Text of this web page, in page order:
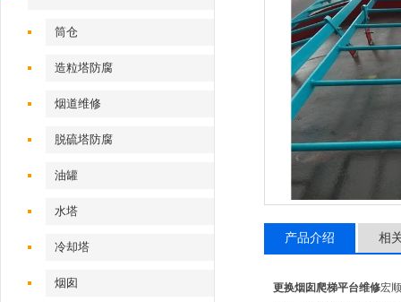
筒仓
造粒塔防腐
烟道维修
脱硫塔防腐
油罐
水塔
冷却塔
烟囱
产品介绍 相
更换烟囱爬梯平台维修宏